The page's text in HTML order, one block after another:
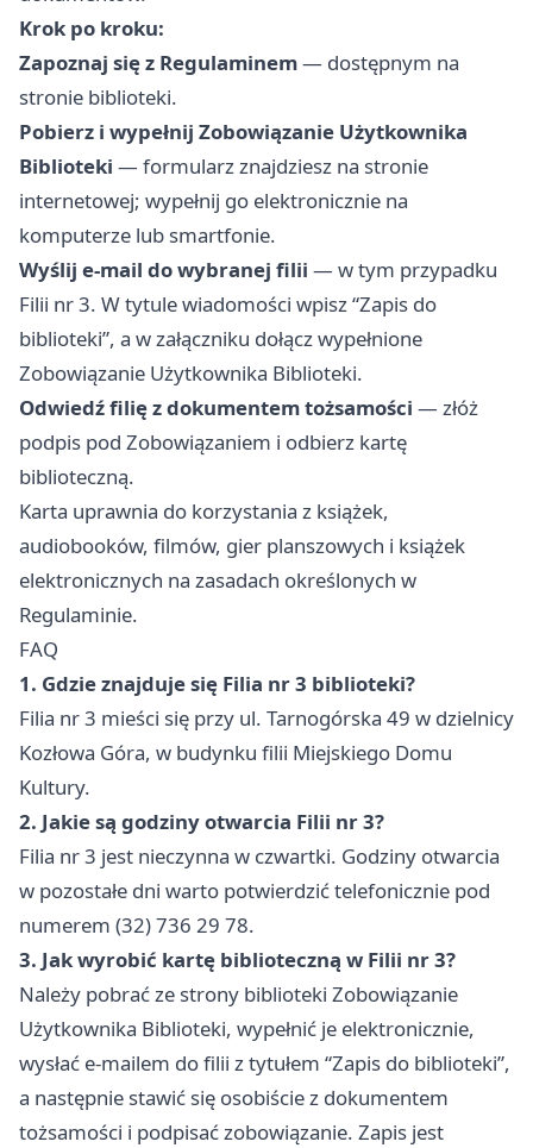
Krok po kroku:
Zapoznaj się z Regulaminem— dostępnym na
stronie biblioteki.
Pobierz i wypełnij Zobowiązanie Użytkownika
Biblioteki — formularz znajdziesz na stronie
internetowej; wypełnij go elektronicznie na
komputerze lub smartfonie.
Wyślij e-mail do wybranej filii — w tym przypadku
Filii nr 3. W tytule wiadomości wpisz “Zapis do
biblioteki”, a w załączniku dołącz wypełnione
Zobowiązanie Użytkownika Biblioteki.
Odwiedź filię z dokumentem tożsamości — złóż
podpis pod Zobowiązaniem i odbierz kartę
biblioteczną.
Karta uprawnia do korzystania z książek,
audiobooków, filmów, gier planszowych i książek
elektronicznych na zasadach określonych w
Regulaminie.
FAQ
1. Gdzie znajduje się Filia nr 3 biblioteki?
Filia nr 3 mieści się przy ul. Tarnogórska 49 w dzielnicy
Kozłowa Góra, w budynku filii Miejskiego Domu
Kultury.
2. Jakie są godziny otwarcia Filii nr 3?
Filia nr 3 jest nieczynna w czwartki. Godziny otwarcia
w pozostałe dni warto potwierdzić telefonicznie pod
numerem (32) 736 29 78.
3. Jak wyrobić kartę biblioteczną w Filii nr 3?
Należy pobrać ze strony biblioteki Zobowiązanie
Użytkownika Biblioteki, wypełnić je elektronicznie,
wysłać e-mailem do filii z tytułem “Zapis do biblioteki”,
a następnie stawić się osobiście z dokumentem
tożsamości i podpisać zobowiązanie. Zapis jest